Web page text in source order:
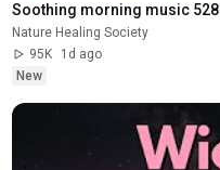
Soothing morning music
Nature Healing Society
95K
1d ago
New